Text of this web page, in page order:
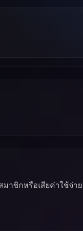
าชิกหรือเสียค่าใช้จ่าย